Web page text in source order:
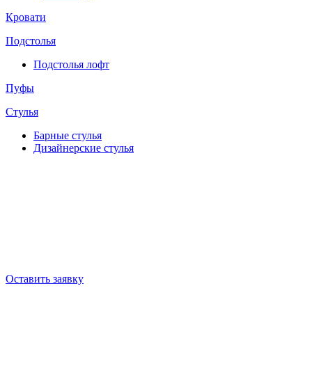
Кровати
Подстолья
Подстолья лофт
Пуфы
Стулья
Барные cтулья
Дизайнерские cтулья
Оставить заявку